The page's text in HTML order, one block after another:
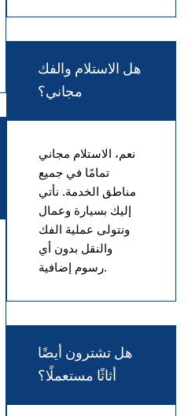
هل الاستلام والفك
مجاني؟
نعم، الاستلام مجاني
تمامًا في جميع
مناطق الخدمة. نأتي
إليك بسيارة وعمال
ونتولى عملية الفك
والنقل بدون أي
رسوم إضافية.
هل تشترون أيضًا
أثاثًا مستعملًا؟